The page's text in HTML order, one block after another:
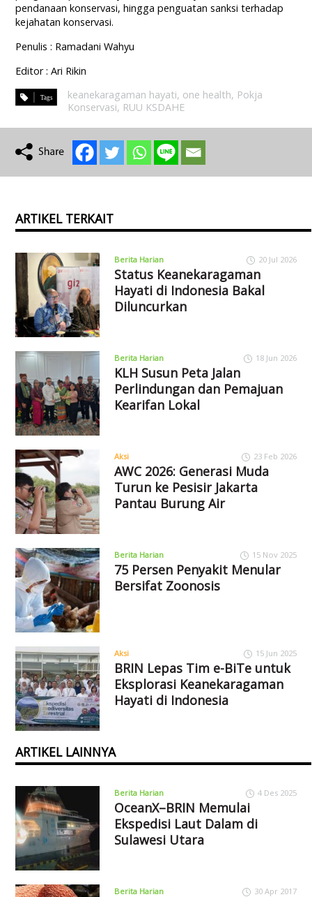
pendanaan konservasi, hingga penguatan sanksi terhadap
kejahatan konservasi.
Penulis : Ramadani Wahyu
Editor : Ari Rikin
keanekaragaman hayati, one health, Pokja
Konservasi, RUU KSDAHE
ARTIKEL TERKAIT
Berita Harian 20 Jul 2026
Status Keanekaragaman
Hayati di Indonesia Bakal
Diluncurkan
Berita Harian 18 Jun 2026
KLH Susun Peta Jalan
Perlindungan dan Pemajuan
Kearifan Lokal
Aksi 23 Feb 2026
AWC 2026: Generasi Muda
Turun ke Pesisir Jakarta
Pantau Burung Air
Berita Harian 15 Nov 2025
75 Persen Penyakit Menular
Bersifat Zoonosis
Aksi 15 Jun 2025
BRIN Lepas Tim e-BiTe untuk
Eksplorasi Keanekaragaman
Hayati di Indonesia
ARTIKEL LAINNYA
Berita Harian 4 Des 2025
OceanX–BRIN Memulai
Ekspedisi Laut Dalam di
Sulawesi Utara
Berita Harian 30 Apr 2017